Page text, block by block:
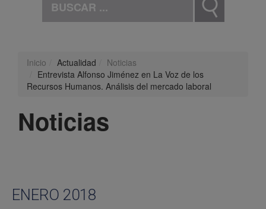
Inicio Actualidad
Noticias
Entrevista Alfonso Jiménez en La Voz de los
Recursos Humanos. Análisis del mercado laboral
Noticias
ENERO 2018